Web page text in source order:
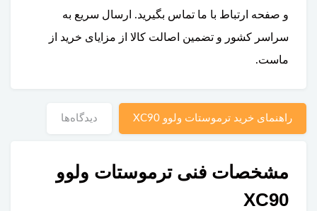
و صفحه ارتباط با ما تماس بگیرید. ارسال سریع به
سراسر کشور و تضمین اصالت کالا از مزایای خرید از
ماست.
راهنمای خرید ترموستات ولوو XC90 دیدگاه‌ها
مشخصات فنی ترموستات ولوو
XC90